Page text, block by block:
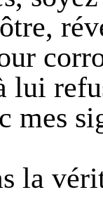
lui
mes
la